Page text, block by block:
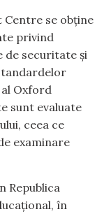
se obține
privind
securitate și
Oxford
sunt evaluate
ceea ce
examinare
Republica
în